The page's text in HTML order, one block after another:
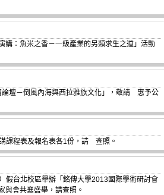
講：魚米之香－一級產業的另類求生之道」活動
壇－倒風內海與西拉雅族文化」，敬請 惠予公
課程表及報名表各1份，請 查照。
假台北校區舉辦「銘傳大學2013國際學術研討會
會共襄盛舉，請查照。